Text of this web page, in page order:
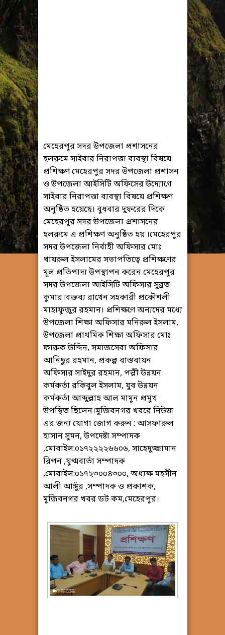
মেহেরপুর সদর উপজেলা প্রশাসনের
হলরুমে সাইবার নিরাপত্তা ব্যবস্থা বিষয়ে
প্রশিক্ষণ মেহেরপুর সদর উপজেলা প্রশাসন
ও উপজেলা আইসিটি অফিসের উদ্যোগে
সাইবার নিরাপত্তা ব্যবস্থা বিষয়ে প্রশিক্ষণ
অনুষ্ঠিত হয়েছে। বুধবার দুফরের দিকে
মেহেরপুর সদর উপজেলা প্রশাসনের
হলরুমে এ প্রশিক্ষণ অনুষ্ঠিত হয় ।মেহেরপুর
সদর উপজেলা নির্বাহী অফিসার মোঃ
খায়রুল ইসলামের সভাপতিত্বে প্রশিক্ষণের
মূল প্রতিপাদ্য উপস্থাপন করেন মেহেরপুর
সদর উপজেলা আইসিটি অফিসার সুব্রত
কুমার।বক্তব্য রাখেন সহকারী প্রকৌশলী
মাহাফুজুর রহমান। প্রশিক্ষণে অন্যদের মধ্যে
উপজেলা শিক্ষা অফিসার মনিরুল ইসলাম,
উপজেলা প্রাথমিক শিক্ষা অফিসার মোঃ
ফারুক উদ্দিন, সমাজসেবা অফিসার
আনিছুর রহমান, প্রকল্প বাস্তবায়ন
অফিসার সাইদুর রহমান, পল্লী উন্নয়ন
কর্মকর্তা রকিবুল ইসলাম, যুব উন্নয়ন
কর্মকর্তা আব্দুল্লাহ আল মামুন প্রমুখ
উপস্থিত ছিলেন।মুজিবনগর খবরে নিউজ
এর জন্য যোগা জোগ করুন : আসফারুল
হাসান সুমন, উপদেষ্টা সম্পাদক
,মোবাইল:০১৭২২২২৬৬০৬, সাহেদুজ্জামান
রিপন ,যুগ্মবার্তা সম্পাদক
,মোবাইল:০১৭২৩০০৪৩০০, অধ্যক্ষ মহসীন
আলী আঙ্গুঁর ,সম্পাদক ও প্রকাশক,
মুজিবনগর খবর ডট কম,মেহেরপুর।